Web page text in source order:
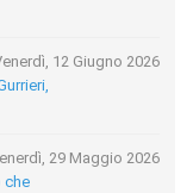
12 Giugno 2026
29 Maggio 2026
che